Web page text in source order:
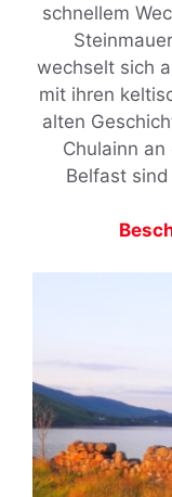
schnellem
wechselt sich
mit ihren
alten
Chulainn
Belfast